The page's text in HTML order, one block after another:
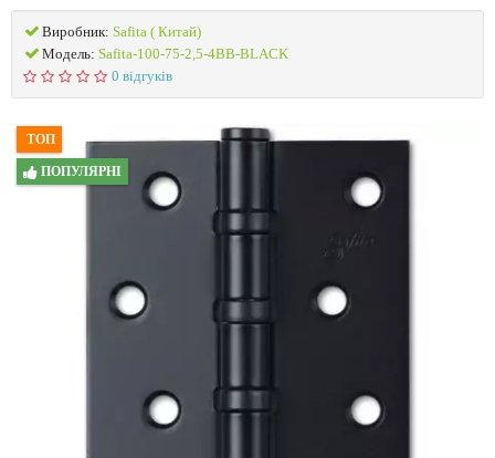
Виробник: Safita ( Китай)
Модель: Safita-100-75-2,5-4BB-BLACK
0 відгуків
ТОП
ПОПУЛЯРНІ